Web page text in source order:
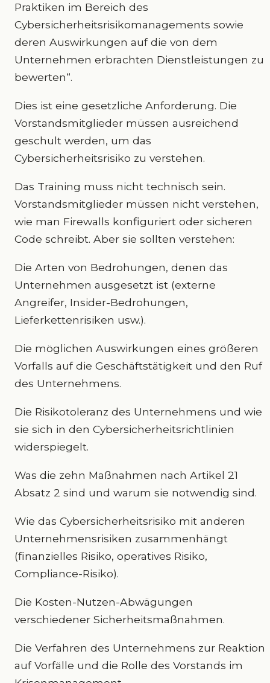
Praktiken im Bereich des
Cybersicherheitsrisikomanagements sowie
deren Auswirkungen auf die von dem
Unternehmen erbrachten Dienstleistungen zu
bewerten“.
Dies ist eine gesetzliche Anforderung. Die
Vorstandsmitglieder müssen ausreichend
geschult werden, um das
Cybersicherheitsrisiko zu verstehen.
Das Training muss nicht technisch sein.
Vorstandsmitglieder müssen nicht verstehen,
wie man Firewalls konfiguriert oder sicheren
Code schreibt. Aber sie sollten verstehen:
Die Arten von Bedrohungen, denen das
Unternehmen ausgesetzt ist (externe
Angreifer, Insider-Bedrohungen,
Lieferkettenrisiken usw.).
Die möglichen Auswirkungen eines größeren
Vorfalls auf die Geschäftstätigkeit und den Ruf
des Unternehmens.
Die Risikotoleranz des Unternehmens und wie
sie sich in den Cybersicherheitsrichtlinien
widerspiegelt.
Was die zehn Maßnahmen nach Artikel 21
Absatz 2 sind und warum sie notwendig sind.
Wie das Cybersicherheitsrisiko mit anderen
Unternehmensrisiken zusammenhängt
(finanzielles Risiko, operatives Risiko,
Compliance-Risiko).
Die Kosten-Nutzen-Abwägungen
verschiedener Sicherheitsmaßnahmen.
Die Verfahren des Unternehmens zur Reaktion
auf Vorfälle und die Rolle des Vorstands im